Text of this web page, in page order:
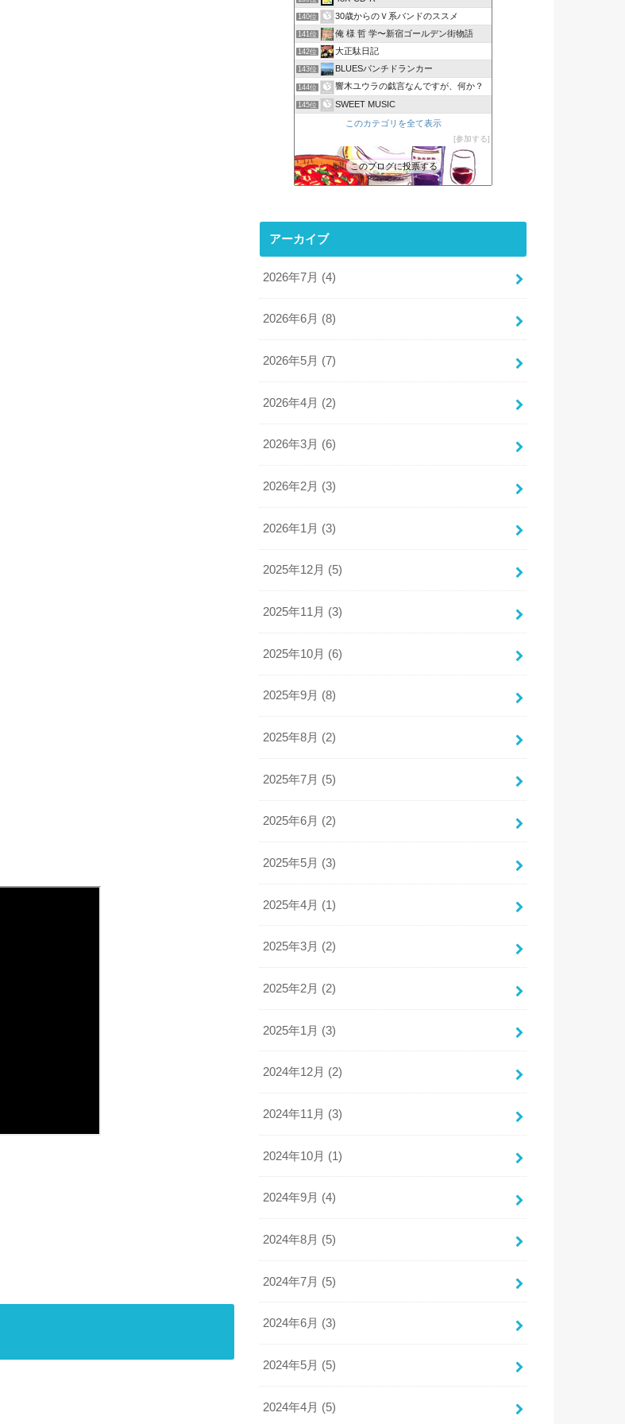
140位 30歳からのＶ系バンドのススメ
141位 俺 様 哲 学〜新宿ゴールデン街物語
142位 大正駄日記
143位 BLUESパンチドランカー
144位 響木ユウラの戯言なんですが、何か？
145位 SWEET MUSIC
このカテゴリを全て表示
参加する
このブログに投票する
アーカイブ
2026年7月 (4)
2026年6月 (8)
2026年5月 (7)
2026年4月 (2)
2026年3月 (6)
2026年2月 (3)
2026年1月 (3)
2025年12月 (5)
2025年11月 (3)
2025年10月 (6)
2025年9月 (8)
2025年8月 (2)
2025年7月 (5)
2025年6月 (2)
2025年5月 (3)
2025年4月 (1)
2025年3月 (2)
2025年2月 (2)
2025年1月 (3)
2024年12月 (2)
2024年11月 (3)
2024年10月 (1)
2024年9月 (4)
2024年8月 (5)
2024年7月 (5)
2024年6月 (3)
2024年5月 (5)
2024年4月 (5)